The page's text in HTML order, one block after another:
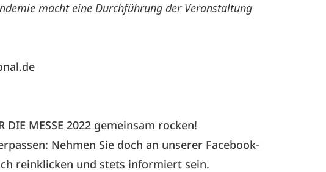
macht eine Durchführung der Veranstaltung
DIE MESSE 2022 gemeinsam rocken!
Nehmen Sie doch an unserer Facebook-
reinklicken und stets informiert sein.